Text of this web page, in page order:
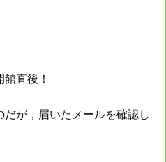
直後！
が，届いたメールを確認し